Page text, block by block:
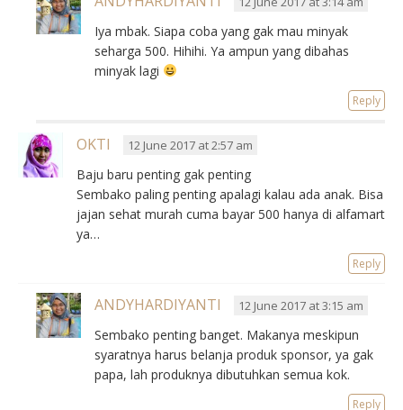
Iya mbak. Siapa coba yang gak mau minyak
seharga 500. Hihihi. Ya ampun yang dibahas
minyak lagi
Reply
OKTI 12 June 2017 at 2:57 am
Baju baru penting gak penting
Sembako paling penting apalagi kalau ada anak. Bisa
jajan sehat murah cuma bayar 500 hanya di alfamart
ya…
Reply
ANDYHARDIYANTI 12 June 2017 at 3:15 am
Sembako penting banget. Makanya meskipun
syaratnya harus belanja produk sponsor, ya gak
papa, lah produknya dibutuhkan semua kok.
Reply